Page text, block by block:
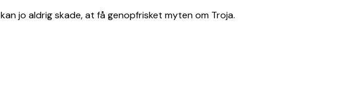
jo aldrig skade, at få genopfrisket myten om Troja.